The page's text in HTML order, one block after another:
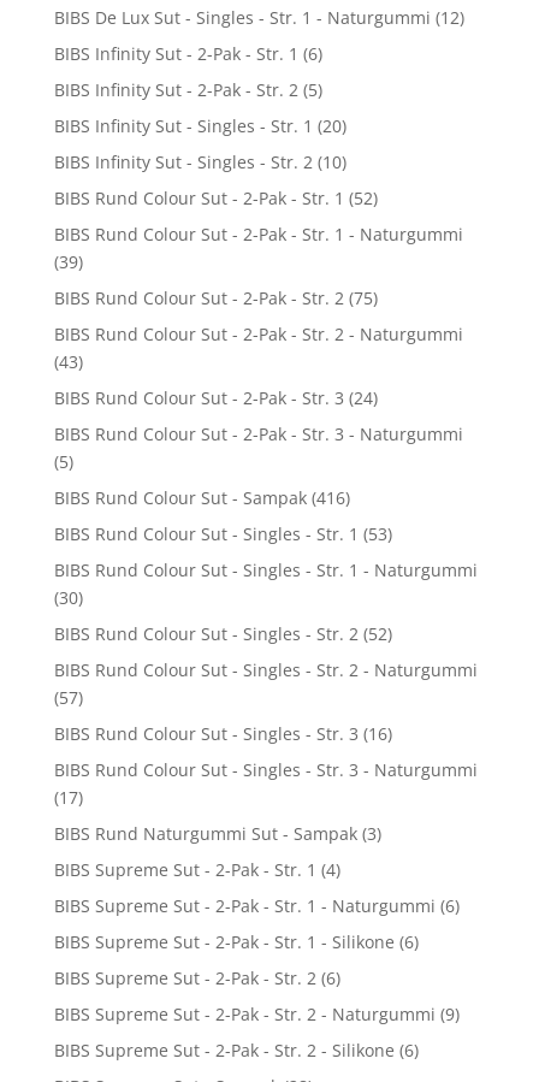
BIBS De Lux Sut - Singles - Str. 1 - Naturgummi (12)
BIBS Infinity Sut - 2-Pak - Str. 1 (6)
BIBS Infinity Sut - 2-Pak - Str. 2 (5)
BIBS Infinity Sut - Singles - Str. 1 (20)
BIBS Infinity Sut - Singles - Str. 2 (10)
BIBS Rund Colour Sut - 2-Pak - Str. 1 (52)
BIBS Rund Colour Sut - 2-Pak - Str. 1 - Naturgummi
(39)
BIBS Rund Colour Sut - 2-Pak - Str. 2 (75)
BIBS Rund Colour Sut - 2-Pak - Str. 2 - Naturgummi
(43)
BIBS Rund Colour Sut - 2-Pak - Str. 3 (24)
BIBS Rund Colour Sut - 2-Pak - Str. 3 - Naturgummi
(5)
BIBS Rund Colour Sut - Sampak (416)
BIBS Rund Colour Sut - Singles - Str. 1 (53)
BIBS Rund Colour Sut - Singles - Str. 1 - Naturgummi
(30)
BIBS Rund Colour Sut - Singles - Str. 2 (52)
BIBS Rund Colour Sut - Singles - Str. 2 - Naturgummi
(57)
BIBS Rund Colour Sut - Singles - Str. 3 (16)
BIBS Rund Colour Sut - Singles - Str. 3 - Naturgummi
(17)
BIBS Rund Naturgummi Sut - Sampak (3)
BIBS Supreme Sut - 2-Pak - Str. 1 (4)
BIBS Supreme Sut - 2-Pak - Str. 1 - Naturgummi (6)
BIBS Supreme Sut - 2-Pak - Str. 1 - Silikone (6)
BIBS Supreme Sut - 2-Pak - Str. 2 (6)
BIBS Supreme Sut - 2-Pak - Str. 2 - Naturgummi (9)
BIBS Supreme Sut - 2-Pak - Str. 2 - Silikone (6)